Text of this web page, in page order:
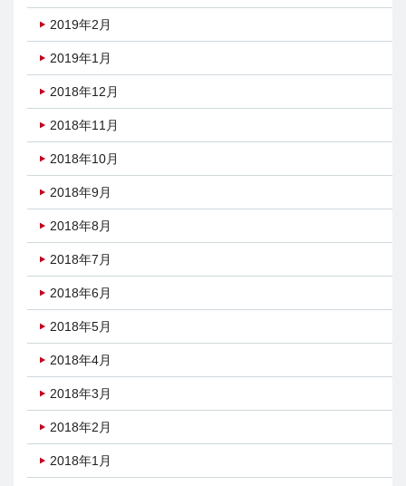
2019年2月
2019年1月
2018年12月
2018年11月
2018年10月
2018年9月
2018年8月
2018年7月
2018年6月
2018年5月
2018年4月
2018年3月
2018年2月
2018年1月